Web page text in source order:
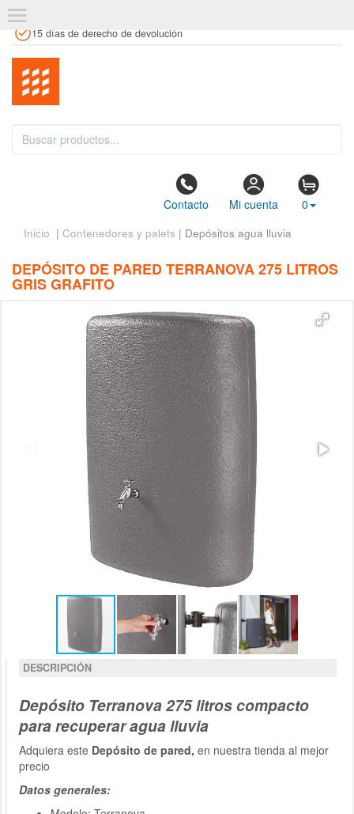
15 días de derecho de devolución
Contacto Mi cuenta 0
Inicio | Contenedores y palets | Depósitos agua lluvia
DEPÓSITO DE PARED TERRANOVA 275 LITROS
GRIS GRAFITO
DESCRIPCIÓN
Depósito Terranova 275 litros compacto
para recuperar agua lluvia
Adquiera este Depósito de pared, en nuestra tienda al mejor
precio
Datos generales: